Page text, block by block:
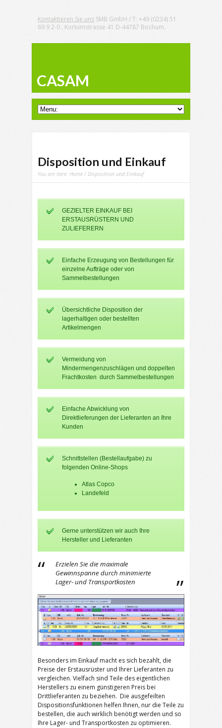
Kontaktieren Sie uns SMB GmbH / T: +49 (0234) 51
69 9 2-0 , Kortumstrasse 41 D-44787 Bochum.
CASAM
Disposition und Einkauf
You are here: Home / Disposition und Einkauf
GEZIELTER EINKAUF BEI
ERSTAUSRÜSTERN UND
ZULIEFERERN
Einfache Erzeugung von Bestellungen für
einzelne Aufträge oder von
Sammelbestellungen
Übersichtliche Disposition der
lagerhaltigen oder bestellten
Artikelmengen
Vermeidung von
Mindermengenzuschlägen und doppelten
Frachtkosten durch Sammelbestellungen
Einfache Abwicklung von
Direktlieferungen der Lieferanten an Ihre
Kunden
Schnittstellen (Bestellaufgabe) zu
folgenden Online-Shops
Atlas Copco
Landefeld
Gerne unterstützen wir auch Ihre
Hersteller und Lieferanten
Erzielen Sie die maximale
Gewinnspanne durch minimierte
Lager- und Transportkosten
Besonders im Einkauf macht es sich bezahlt, die
Preise der Erstausrüster und Ihrer Lieferanten zu
vergleichen. Vielfach sind Teile des eigentlichen
Herstellers zu einem günstigeren Preis bei
Drittlieferanten zu beziehen. Die ausgefeilten
Dispositionsfunktionen helfen Ihnen, nur die Teile zu
bestellen, die auch wirklich benötigt werden und so
Ihre Lager- und Transportkosten zu optimieren.